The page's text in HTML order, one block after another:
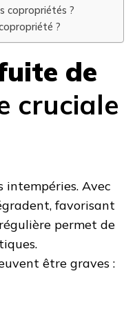
copropriétés ?
?
de
cruciale
intempéries. Avec
favorisant
régulière permet de
être graves :